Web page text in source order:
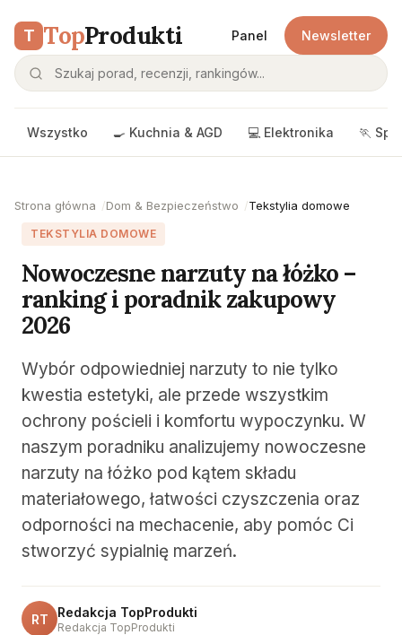
T TopProdukti Panel Newsletter
Wszystko 🍳 Kuchnia & AGD 💻 Elektronika 🏃
Strona główna Dom & Bezpieczeństwo Tekstylia domowe
TEKSTYLIA DOMOWE
Nowoczesne narzuty na łóżko –
ranking i poradnik zakupowy
2026
Wybór odpowiedniej narzuty to nie tylko
kwestia estetyki, ale przede wszystkim
ochrony pościeli i komfortu wypoczynku. W
naszym poradniku analizujemy nowoczesne
narzuty na łóżko pod kątem składu
materiałowego, łatwości czyszczenia oraz
odporności na mechacenie, aby pomóc Ci
stworzyć sypialnię marzeń.
RT Redakcja TopProdukti
Redakcja TopProdukti